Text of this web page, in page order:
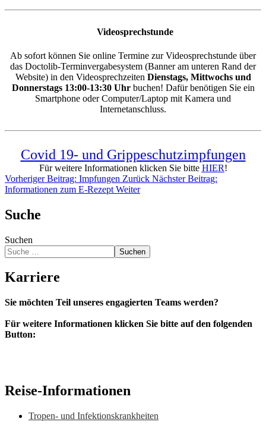
Videosprechstunde
Ab sofort können Sie online Termine zur Videosprechstunde über
das Doctolib-Terminvergabesystem (Banner am unteren Rand der
Website) in den Videosprechzeiten Dienstags, Mittwochs und
Donnerstags 13:00-13:30 Uhrbuchen! Dafür benötigen Sie ein
Smartphone oder Computer/Laptop mit Kamera und
Internetanschluss.
Covid 19- und Grippeschutzimpfungen
Für weitere Informationen klicken Sie bitte HIER!
Vorheriger Beitrag: Impfungen Zurück Nächster Beitrag:
Informationen zum E-Rezept Weiter
Suche
Suchen
Suchen
Karriere
Sie möchten Teil unseres engagierten Teams werden?
Für weitere Informationen klicken Sie bitte auf den folgenden
Button:
Reise-Informationen
Tropen- und Infektionskrankheiten